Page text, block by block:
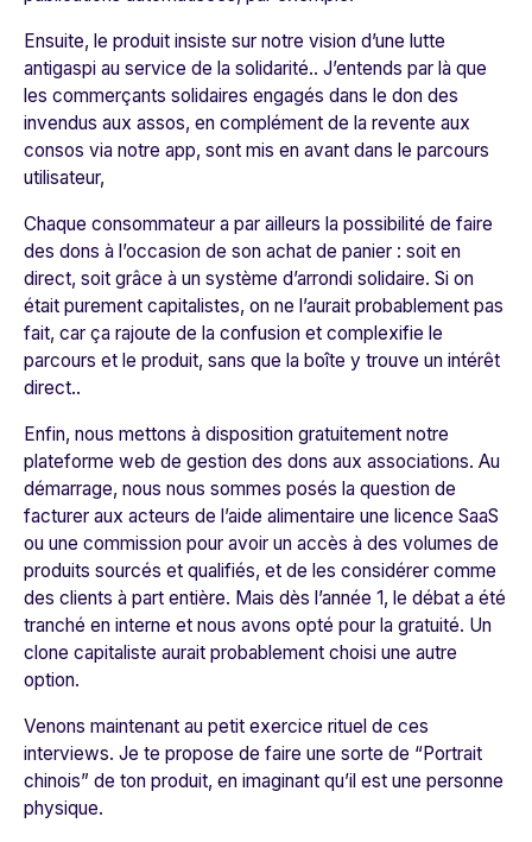
Ensuite, le produit insiste sur notre vision d’une lutte
antigaspi au service de la solidarité.. J’entends par là que
les commerçants solidaires engagés dans le don des
invendus aux assos, en complément de la revente aux
consos via notre app, sont mis en avant dans le parcours
utilisateur,
Chaque consommateur a par ailleurs la possibilité de faire
des dons à l’occasion de son achat de panier : soit en
direct, soit grâce à un système d’arrondi solidaire. Si on
était purement capitalistes, on ne l’aurait probablement pas
fait, car ça rajoute de la confusion et complexifie le
parcours et le produit, sans que la boîte y trouve un intérêt
direct..
Enfin, nous mettons à disposition gratuitement notre
plateforme web de gestion des dons aux associations. Au
démarrage, nous nous sommes posés la question de
facturer aux acteurs de l’aide alimentaire une licence SaaS
ou une commission pour avoir un accès à des volumes de
produits sourcés et qualifiés, et de les considérer comme
des clients à part entière. Mais dès l’année 1, le débat a été
tranché en interne et nous avons opté pour la gratuité. Un
clone capitaliste aurait probablement choisi une autre
option.
Venons maintenant au petit exercice rituel de ces
interviews. Je te propose de faire une sorte de “Portrait
chinois” de ton produit, en imaginant qu’il est une personne
physique.